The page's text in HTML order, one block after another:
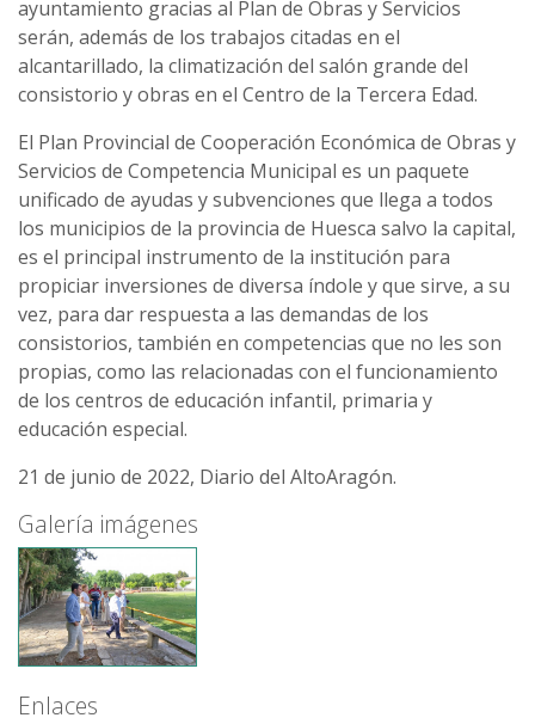
ayuntamiento gracias al Plan de Obras y Servicios
serán, además de los trabajos citadas en el
alcantarillado, la climatización del salón grande del
consistorio y obras en el Centro de la Tercera Edad.
El Plan Provincial de Cooperación Económica de Obras y
Servicios de Competencia Municipal es un paquete
unificado de ayudas y subvenciones que llega a todos
los municipios de la provincia de Huesca salvo la capital,
es el principal instrumento de la institución para
propiciar inversiones de diversa índole y que sirve, a su
vez, para dar respuesta a las demandas de los
consistorios, también en competencias que no les son
propias, como las relacionadas con el funcionamiento
de los centros de educación infantil, primaria y
educación especial.
21 de junio de 2022, Diario del AltoAragón.
Galería imágenes
Enlaces